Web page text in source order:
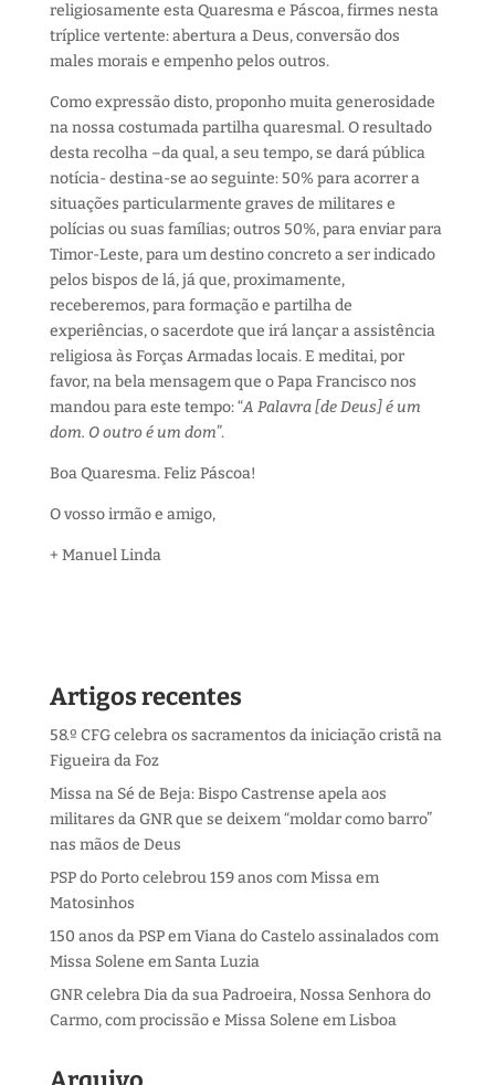
religiosamente esta Quaresma e Páscoa, firmes nesta
tríplice vertente: abertura a Deus, conversão dos
males morais e empenho pelos outros.
Como expressão disto, proponho muita generosidade
na nossa costumada partilha quaresmal. O resultado
desta recolha –da qual, a seu tempo, se dará pública
notícia- destina-se ao seguinte: 50% para acorrer a
situações particularmente graves de militares e
polícias ou suas famílias; outros 50%, para enviar para
Timor-Leste, para um destino concreto a ser indicado
pelos bispos de lá, já que, proximamente,
receberemos, para formação e partilha de
experiências, o sacerdote que irá lançar a assistência
religiosa às Forças Armadas locais. E meditai, por
favor, na bela mensagem que o Papa Francisco nos
mandou para este tempo: “A Palavra [de Deus] é um
dom. O outro é um dom”.
Boa Quaresma. Feliz Páscoa!
O vosso irmão e amigo,
+ Manuel Linda
Artigos recentes
58.º CFG celebra os sacramentos da iniciação cristã na
Figueira da Foz
Missa na Sé de Beja: Bispo Castrense apela aos
militares da GNR que se deixem “moldar como barro”
nas mãos de Deus
PSP do Porto celebrou 159 anos com Missa em
Matosinhos
150 anos da PSP em Viana do Castelo assinalados com
Missa Solene em Santa Luzia
GNR celebra Dia da sua Padroeira, Nossa Senhora do
Carmo, com procissão e Missa Solene em Lisboa